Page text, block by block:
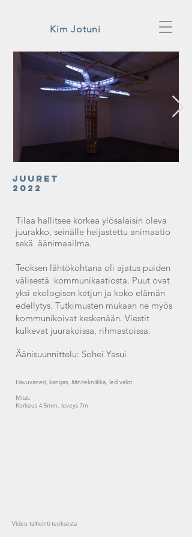
Kim Jotuni
: Anna Autio
Juuret
2022
Tilaa hallitsee korkea ylösalaisin oleva
juurakko, seinälle heijastettu animaatio
sekä äänimaailma.
Teoksen lähtökohtana oli ajatus puiden
välisestä kommunikaatiosta. Puut ovat
yksi ekologisen ketjun ja koko elämän
edellytys. Tutkimusten mukaan ne myös
kommunikoivat keskenään. Viestit
kulkevat juurakoissa, rihmastoissa.
Äänisuunnittelu: Sohei Yasui
Havuvaneri, kangas, äänitekniikka, led valot
Mitat:
Korkeus 4.5mm, leveys 7m
Video taltiointi teoksesta